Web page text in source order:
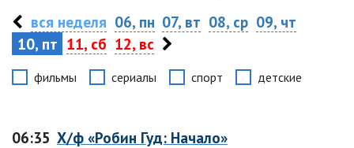
вся неделя 06, пн 07, вт 08, ср 09, чт
10, пт 11, сб 12, вс
фильмы сериалы спорт детские
06:35 Х/ф «Робин Гуд: Начало»